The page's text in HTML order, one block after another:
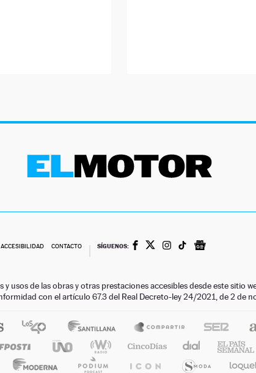
ACCESIBILIDAD CONTACTO SÍGUENOS:
y usos de las obras y otras prestaciones accesibles desde este
con el artículo 67.3 del Real Decreto-ley 24/2021, de 2 de